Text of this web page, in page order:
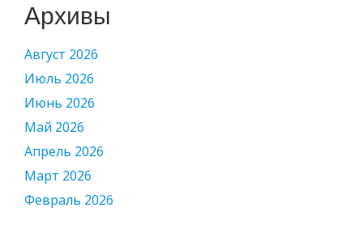
Архивы
Август 2026
Июль 2026
Июнь 2026
Май 2026
Апрель 2026
Март 2026
Февраль 2026